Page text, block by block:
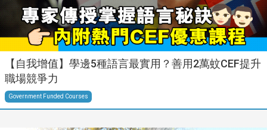
【自我增值】學邊5種語言最實用？善用2萬蚊CEF提升
職場競爭力
Government Funded Courses